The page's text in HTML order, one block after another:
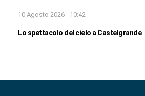
10 Agosto 2026 - 10:42
Lo spettacolo del cielo a Castelgrande